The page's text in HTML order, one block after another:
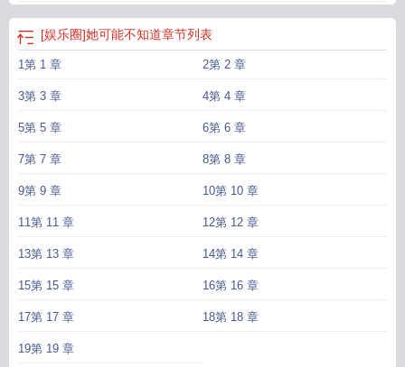
[娱乐圈]她可能不知道章节列表
1第 1 章 2第 2 章
3第 3 章 4第 4 章
5第 5 章 6第 6 章
7第 7 章 8第 8 章
9第 9 章 10第 10 章
11第 11 章 12第 12 章
13第 13 章 14第 14 章
15第 15 章 16第 16 章
17第 17 章 18第 18 章
19第 19 章